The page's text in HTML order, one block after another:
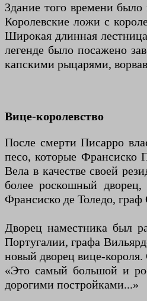
Здание того времени
Королевские ложи с
Широкая длинная
легенде было посажено
капскими рыцарями,
Вице-королевство
После смерти Писарро
песо, которые Франсиско
Вела в качестве своей
более роскошный
Франсиско де Толедо,
Дворец наместника был
Португалии, графа
новый дворец вице-короля.
«Это самый большой и
дорогими постройками...»